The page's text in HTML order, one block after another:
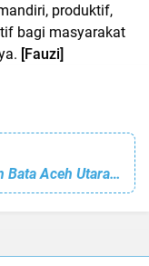
produktif,
bagi masyarakat
[Fauzi]
Tim Pengabdian USK Latih Pengrajin Bata Aceh Utara Produksi Bata Ramah Lingkungan dari Lumpur Banjir